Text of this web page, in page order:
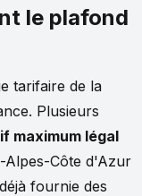
le plafond
tarifaire de la
Plusieurs
maximum légal
Alpes-Côte d'Azur
fournie des